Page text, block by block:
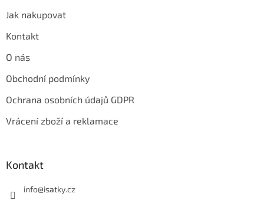
Jak nakupovat
Kontakt
O nás
Obchodní podmínky
Ochrana osobních údajů GDPR
Vrácení zboží a reklamace
Kontakt
info@isatky.cz